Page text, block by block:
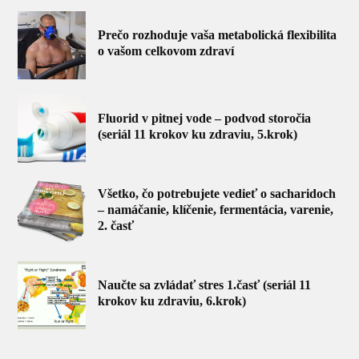
Prečo rozhoduje vaša metabolická flexibilita
o vašom celkovom zdraví
Fluorid v pitnej vode – podvod storočia
(seriál 11 krokov ku zdraviu, 5.krok)
Všetko, čo potrebujete vedieť o sacharidoch
– namáčanie, klíčenie, fermentácia, varenie,
2. časť
Naučte sa zvládať stres 1.časť (seriál 11
krokov ku zdraviu, 6.krok)